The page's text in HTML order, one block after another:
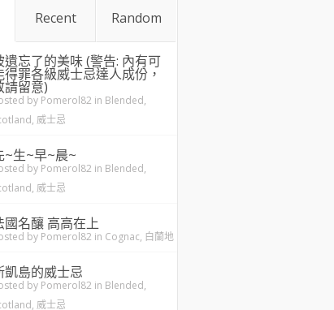
Recent Random
遺忘了的美味 (警告: 內有可
得罪各級威士忌達人成份，
請留意)
by Pomerol82 in Blended,
, 威士忌
~生~早~晨~
by Pomerol82 in Blended,
, 威士忌
國名釀 高高在上
by Pomerol82 in Cognac, 白蘭地
凱島的威士忌
by Pomerol82 in Blended,
, 威士忌